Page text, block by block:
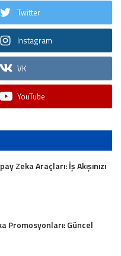
Twitter
Instagram
VK
YouTube
Zeka Araçları: İş Akışınızı
Promosyonları: Güncel